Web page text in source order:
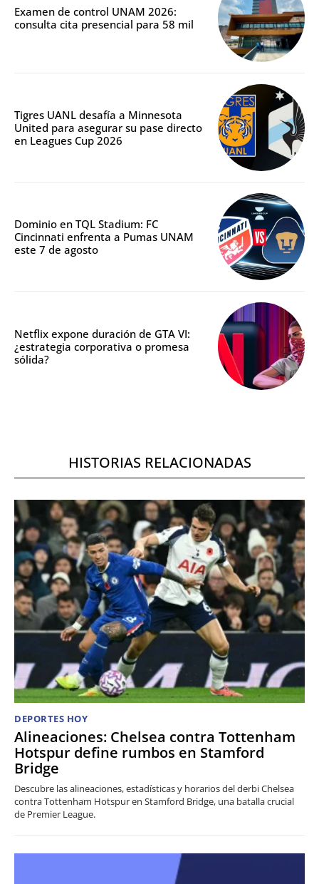
Examen de control UNAM 2026:
consulta cita presencial para 58 mil
Tigres UANL desafía a Minnesota
United para asegurar su pase directo
en Leagues Cup 2026
Dominio en TQL Stadium: FC
Cincinnati enfrenta a Pumas UNAM
este 7 de agosto
Netflix expone duración de GTA VI:
¿estrategia corporativa o promesa
sólida?
HISTORIAS RELACIONADAS
DEPORTES HOY
Alineaciones: Chelsea contra Tottenham
Hotspur define rumbos en Stamford
Bridge
Descubre las alineaciones, estadísticas y horarios del derbi Chelsea
contra Tottenham Hotspur en Stamford Bridge, una batalla crucial
de Premier League.